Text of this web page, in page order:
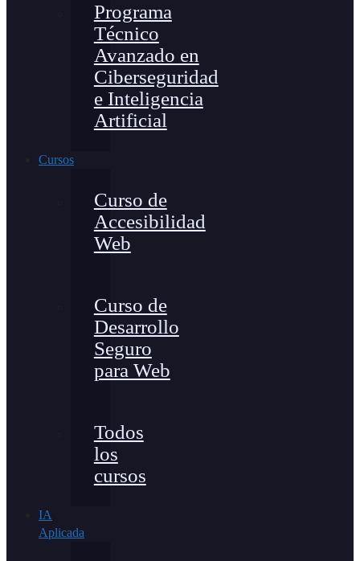
Programa
Técnico
Avanzado en
Ciberseguridad
e Inteligencia
Artificial
Cursos
Curso de
Accesibilidad
Web
Curso de
Desarrollo
Seguro
para Web
Todos
los
cursos
IA
Aplicada